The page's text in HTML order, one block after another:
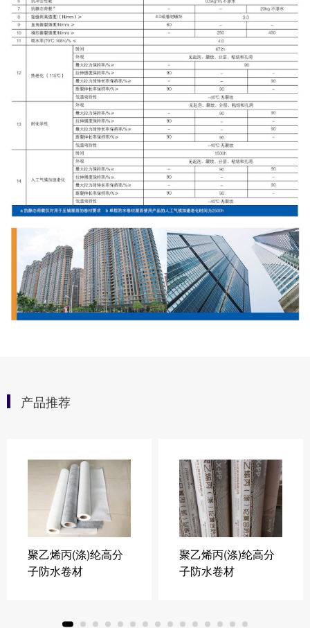
产品推荐
聚乙烯丙(涤)纶高分
子防水卷材
聚乙烯丙(涤)纶高分
子防水卷材